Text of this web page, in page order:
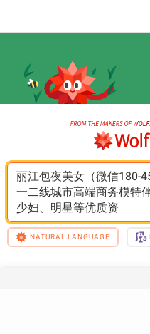
丽江包夜美女（微信180-
一二线城市高端商务模特
少妇、明星等优质资
NATURAL LANGUAGE